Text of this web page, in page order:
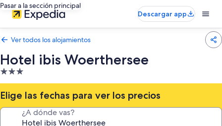
Pasar a la sección principal
Descargar app
Ver todos los alojamientos
Hotel ibis Woerthersee
Alojamiento
de
3.0 estrellas
Elige las fechas para ver los precios
¿A dónde vas?